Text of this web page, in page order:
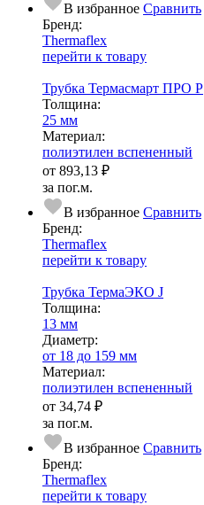
В избранное Сравнить
Бренд:
Thermaflex
перейти к товару
Трубка Термасмарт ПРО Р
Тол­щи­на:
25 мм
Ма­­те­­ри­­ал:
полиэтилен вспененный
от 893,13 ₽
за пог.м.
В избранное Сравнить
Бренд:
Thermaflex
перейти к товару
Трубка ТермаЭКО J
Тол­щи­на:
13 мм
Диаметр:
от 18 до 159 мм
Ма­­те­­ри­­ал:
полиэтилен вспененный
от 34,74 ₽
за пог.м.
В избранное Сравнить
Бренд:
Thermaflex
перейти к товару